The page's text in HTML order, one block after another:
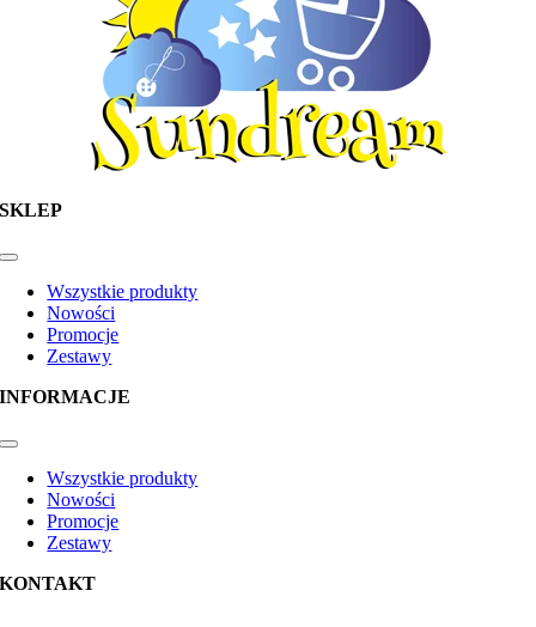
SKLEP
Toggle
NavigationWszystkie produkty
Nowości
Promocje
Zestawy
INFORMACJE
Toggle
NavigationWszystkie produkty
Nowości
Promocje
Zestawy
KONTAKT